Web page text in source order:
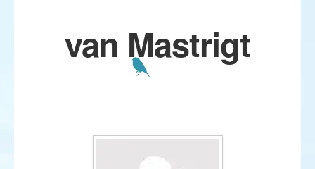
van Mastrigt